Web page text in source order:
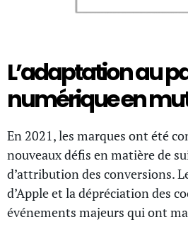
L’adaptation au
numérique en
En 2021, les marques ont été
nouveaux défis en matière de
d’attribution des conversions.
d’Apple et la dépréciation des
événements majeurs qui ont